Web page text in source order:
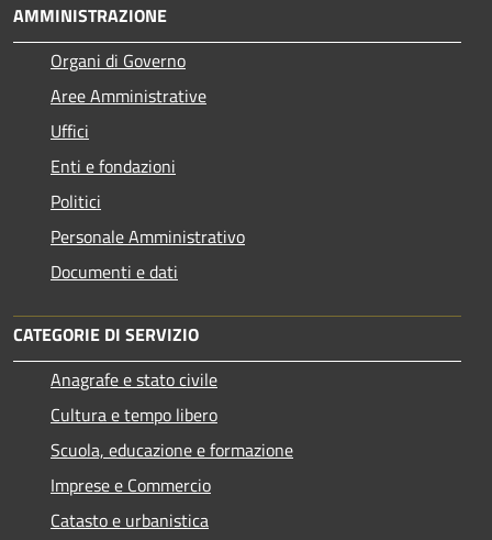
AMMINISTRAZIONE
Organi di Governo
Aree Amministrative
Uffici
Enti e fondazioni
Politici
Personale Amministrativo
Documenti e dati
CATEGORIE DI SERVIZIO
Anagrafe e stato civile
Cultura e tempo libero
Scuola, educazione e formazione
Imprese e Commercio
Catasto e urbanistica